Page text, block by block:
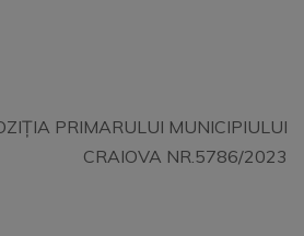
PRIMARULUI MUNICIPIULUI
CRAIOVA NR.5786/2023